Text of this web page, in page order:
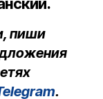
пиши
.